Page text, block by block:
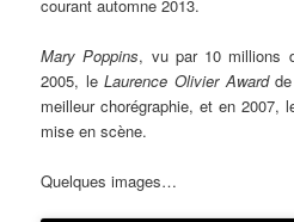
courant automne 2013.
Mary Poppins, vu par 10 millions
2005, leLaurence Olivier Awardde
meilleur chorégraphie, et en 2007,
mise en scène.
Quelques images…